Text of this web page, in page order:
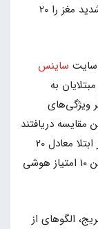
باشد. طبق گفته این محققان، ابتلا به کرونای شدید مغز را 20
سایت ساینس
جدید 46 نفر از مبتلایان به
از نظر ویژگی‌‌های
دریافتند
که تاثیر ویروس کرونا بر بدن، شش ماه پس از ابتلا معادل 20
سال پیری مغز یا به عبارتی معادل از دست رفتن 10 امتیاز هوشی
الگوهای از